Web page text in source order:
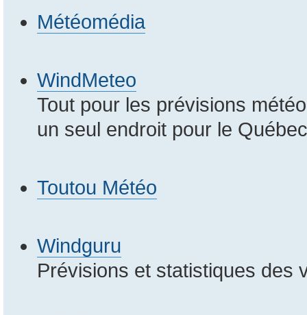
Météomédia
WindMeteo
Tout pour les prévisions
un seul endroit pour le
Toutou Météo
Windguru
Prévisions et statistiques des